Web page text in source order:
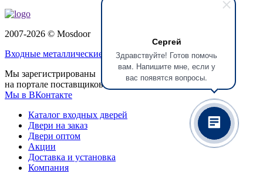
Сергей
Здравствуйте! Готов помочь
вам. Напишите мне, если у
вас появятся вопросы.
2007-2026 © Mosdoor
Входные металлические дверив Домодедово
Мы зарегистрированы
на портале поставщиков
Мы в ВКонтакте
Каталог входных дверей
Двери на заказ
Двери оптом
Акции
Доставка и установка
Компания